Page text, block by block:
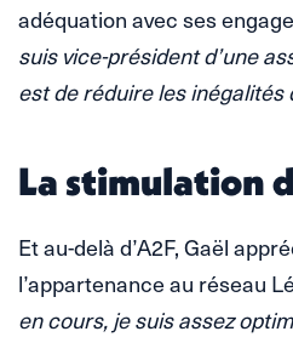
adéquation avec ses
suis vice-président d’une
est de réduire les inégalités
La stimulation
Et au-delà d’A2F, Gaël
l’appartenance au réseau
en cours, je suis assez